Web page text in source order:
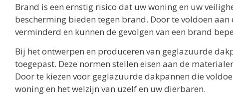
Brand is een ernstig risico dat uw woning en uw
bescherming bieden tegen brand. Door te voldoen
verminderd en kunnen de gevolgen van een brand
Bij het ontwerpen en produceren van geglazuurde
toegepast. Deze normen stellen eisen aan de
Door te kiezen voor geglazuurde dakpannen die
woning en het welzijn van uzelf en uw dierbaren.